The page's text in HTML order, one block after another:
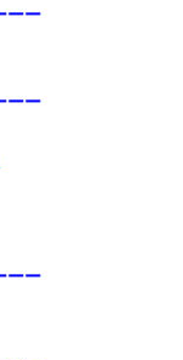
ーー
ーー
ーー